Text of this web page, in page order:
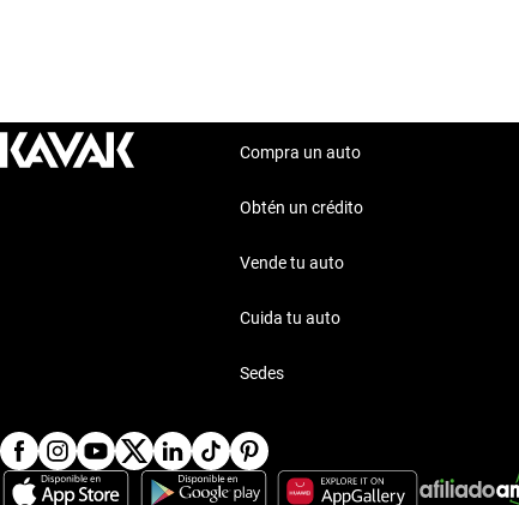
Compra un auto
Obtén un crédito
Vende tu auto
Cuida tu auto
Sedes